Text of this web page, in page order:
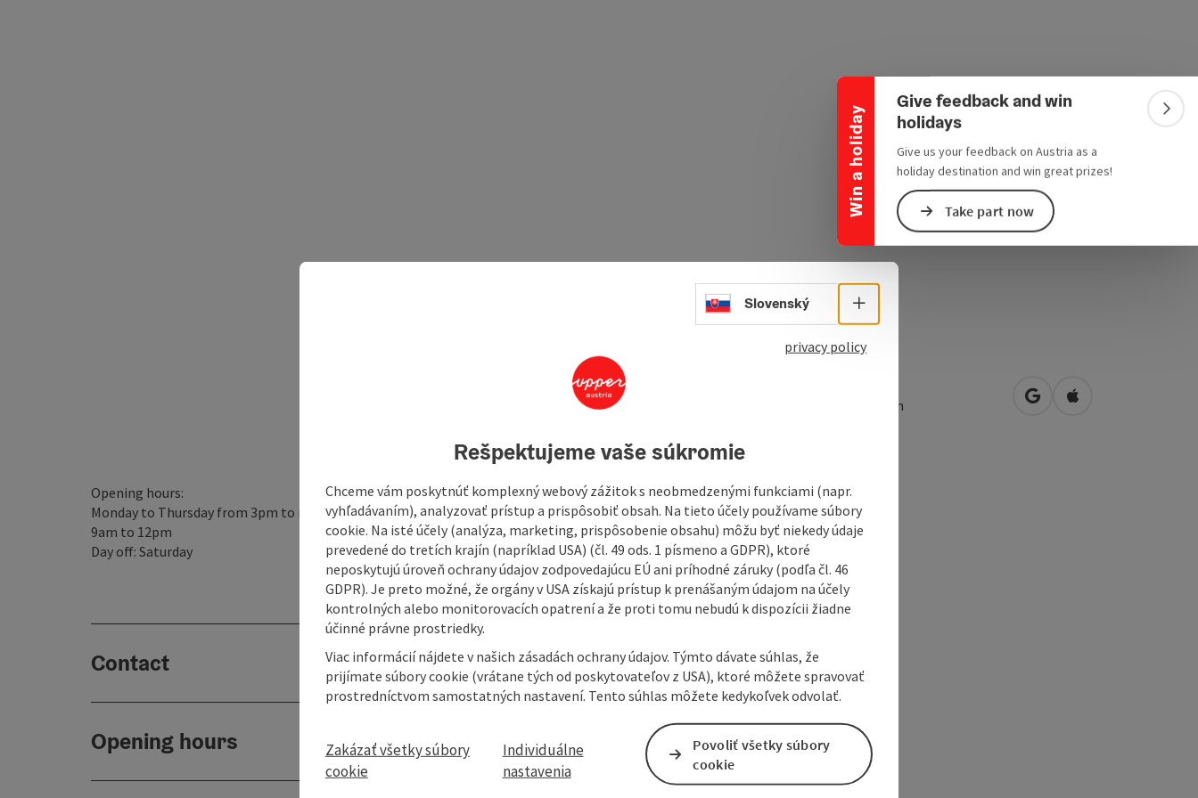
Win a holiday
Collapse banner
Give feedback and win
holidays
Give us your feedback on Austria as a
holiday destination and win great prizes!
Take part now
Dorf an der Pram open in Google Maps
Open in Apple
Opening hours:
Monday to Thursday from 3pm to midnightFriday from 10am to midnightSundays and public holidays from
9am to 12pm
Day off: Saturday
Contact
Opening hours
Select language - Open menu
Slovenský
privacy policy
Rešpektujeme vaše súkromie
Chceme vám poskytnúť komplexný webový zážitok s neobmedzenými funkciami (napr.
vyhľadávaním), analyzovať prístup a prispôsobiť obsah. Na tieto účely používame súbory
cookie. Na isté účely (analýza, marketing, prispôsobenie obsahu) môžu byť niekedy údaje
prevedené do tretích krajín (napríklad USA) (čl. 49 ods. 1 písmeno a GDPR), ktoré
neposkytujú úroveň ochrany údajov zodpovedajúcu EÚ ani príhodné záruky (podľa čl. 46
GDPR). Je preto možné, že orgány v USA získajú prístup k prenášaným údajom na účely
kontrolných alebo monitorovacích opatrení a že proti tomu nebudú k dispozícii žiadne
účinné právne prostriedky.
Viac informácií nájdete v našich zásadách ochrany údajov. Týmto dávate súhlas, že
prijímate súbory cookie (vrátane tých od poskytovateľov z USA), ktoré môžete spravovať
prostredníctvom samostatných nastavení. Tento súhlas môžete kedykoľvek odvolať.
Zakázať všetky súbory
cookie
Individuálne
nastavenia
Povoliť všetky súbory
cookie